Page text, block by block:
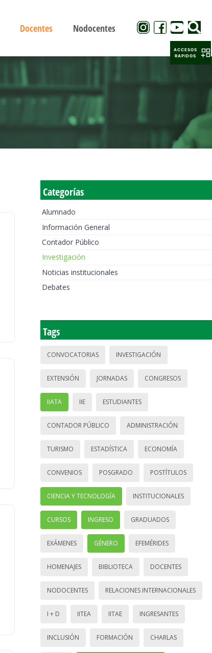
Docentes Nodocentes
Categorías
Alumnado
Información General
Contador Público
Investigación
Noticias institucionales
Debates
Tags
CONVOCATORIAS INVESTIGACIÓN
EXTENSIÓN JORNADAS CONGRESOS
IIATA IIE ESTUDIANTES
CONTADOR PÚBLICO ADMINISTRACIÓN
TURISMO ESTADÍSTICA ECONOMÍA
CONVENIOS POSGRADO POSTÍTULOS
CIENCIA Y TECNOLOGÍA INSTITUCIONALES
CURSOS INGRESO GRADUADOS
EXÁMENES GÉNERO EFEMÉRIDES
HOMENAJES BIBLIOTECA DOCENTES
NODOCENTES RELACIONES INTERNACIONALES
I + D IITEA IITAE INGRESANTES
INCLUSIÓN FORMACIÓN CHARLAS
ACCESOS
RAPIDOS